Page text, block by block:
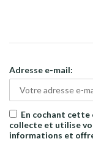
Adresse e-mail:
En cochant cette
collecte et utilise
informations et